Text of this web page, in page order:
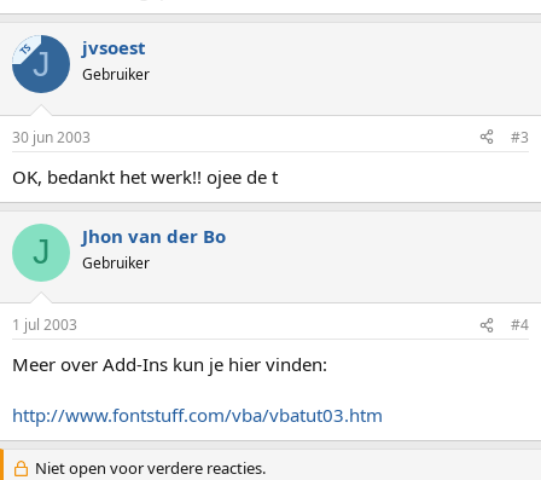
TSJ jvsoest
Gebruiker
30 jun 2003 #3
OK, bedankt het werk!! ojee de t
J Jhon van der Bo
Gebruiker
1 jul 2003 #4
Meer over Add-Ins kun je hier vinden:
http://www.fontstuff.com/vba/vbatut03.htm
Niet open voor verdere reacties.